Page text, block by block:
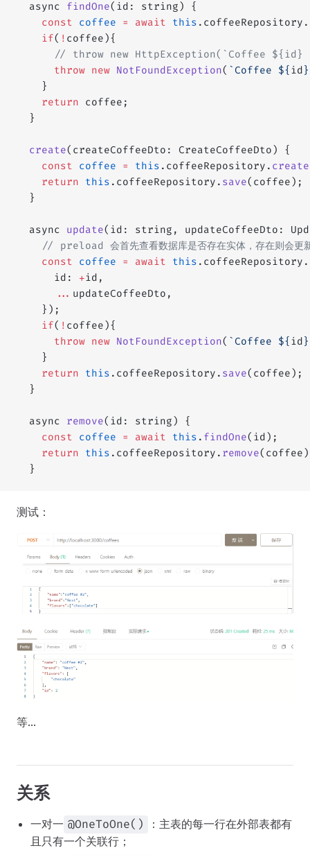
  async
findOne(id: string) {
    const
coffee = await this .coffeeRepository.
    if
( ! coffee){
// throw new HttpException(`Coffee
      throw
new NotFoundException( `Coffee ${ id
    }
    return
coffee;
  }
  create
(createCoffeeDto: CreateCoffeeDto) {
    const
coffee = this .coffeeRepository. create
    return
this .coffeeRepository. save
  }
  async
update(id: string, updateCoffeeDto:
// preload 会首先查看数据库是否存在实体，存在则会
    const
coffee = await this .coffeeRepository.
      id:
+id,
      ...
updateCoffeeDto,
    });
    if
( ! coffee){
      throw
new NotFoundException( `Coffee ${ id
    }
    return
this .coffeeRepository. save
  }
  async
remove(id: string) {
    const
coffee = await this . findOne(id);
    return
this .coffeeRepository. remove
  }
测试：
等...
关系
一对一 @OneToOne()
：主表的每一行在外部表都有
且只有一个关联行；